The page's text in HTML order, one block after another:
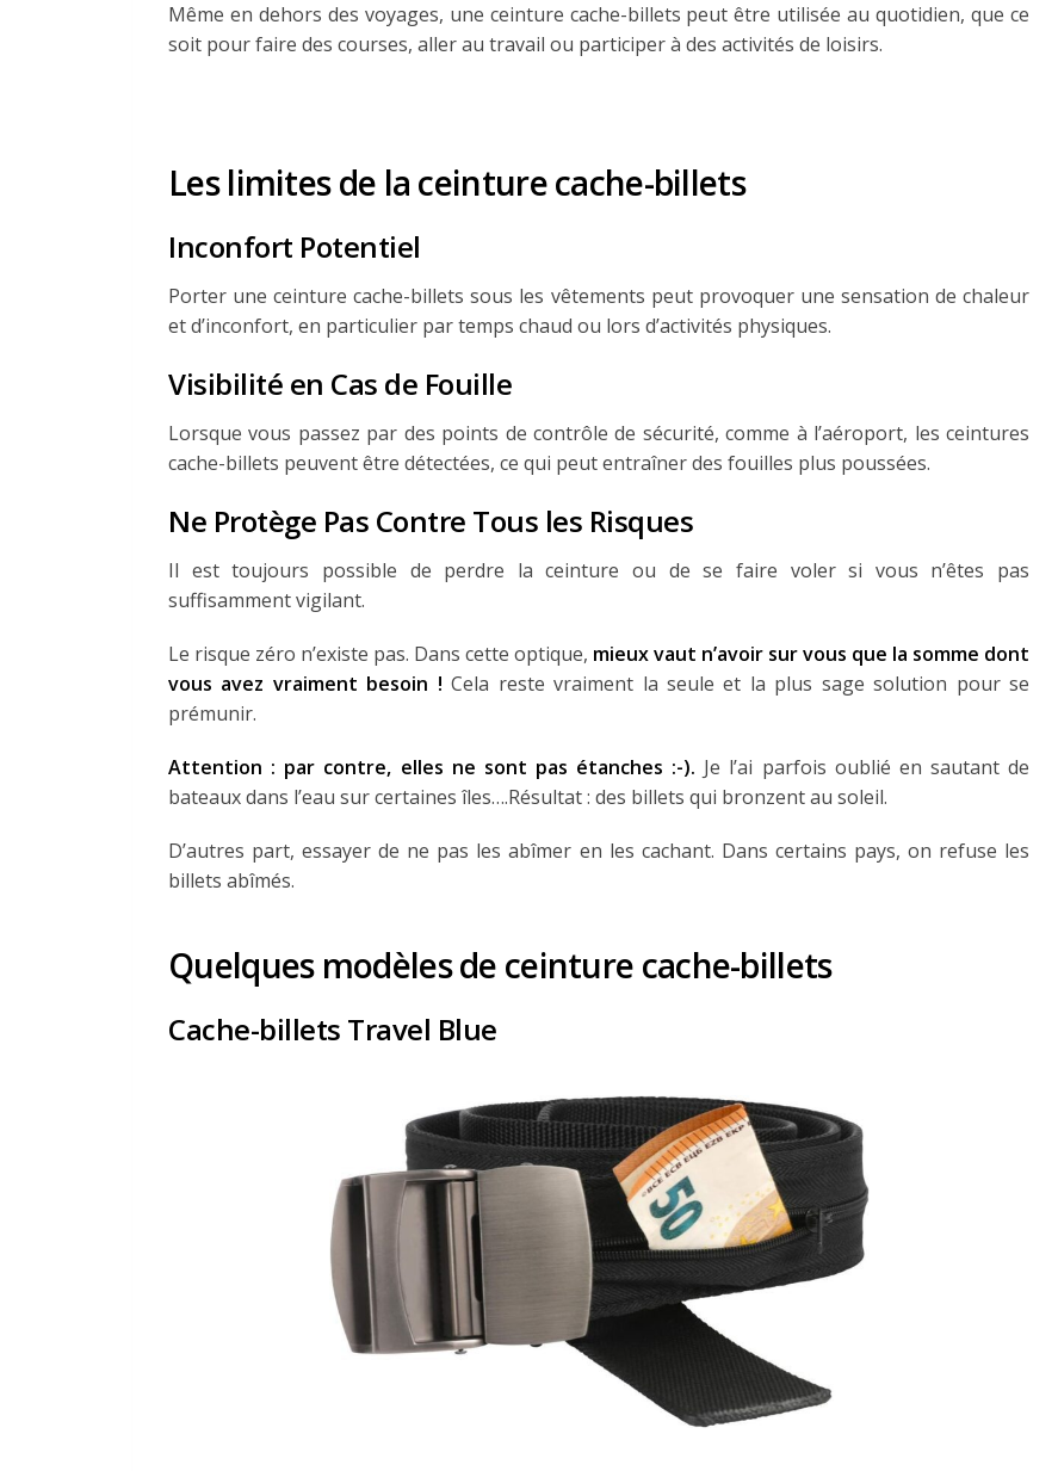
Même en dehors des voyages, une ceinture cache-billets peut être utilisée au quotidien, que ce
soit pour faire des courses, aller au travail ou participer à des activités de loisirs.
Les limites de la ceinture cache-billets
Inconfort Potentiel
Porter une ceinture cache-billets sous les vêtements peut provoquer une sensation de chaleur
et d’inconfort, en particulier par temps chaud ou lors d’activités physiques.
Visibilité en Cas de Fouille
Lorsque vous passez par des points de contrôle de sécurité, comme à l’aéroport, les ceintures
cache-billets peuvent être détectées, ce qui peut entraîner des fouilles plus poussées.
Ne Protège Pas Contre Tous les Risques
Il est toujours possible de perdre la ceinture ou de se faire voler si vous n’êtes pas
suffisamment vigilant.
Le risque zéro n’existe pas. Dans cette optique, mieux vaut n’avoir sur vous que la somme dont
vous avez vraiment besoin ! Cela reste vraiment la seule et la plus sage solution pour se
prémunir.
Attention : par contre, elles ne sont pas étanches :-). Je l’ai parfois oublié en sautant de
bateaux dans l’eau sur certaines îles….Résultat : des billets qui bronzent au soleil.
D’autres part, essayer de ne pas les abîmer en les cachant. Dans certains pays, on refuse les
billets abîmés.
Quelques modèles de ceinture cache-billets
Cache-billets Travel Blue